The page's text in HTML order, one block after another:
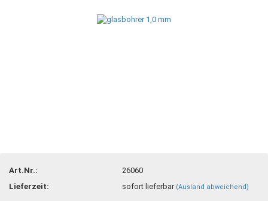
Art.Nr.:
26060
Lieferzeit:
sofort lieferbar (Ausland abweichend)